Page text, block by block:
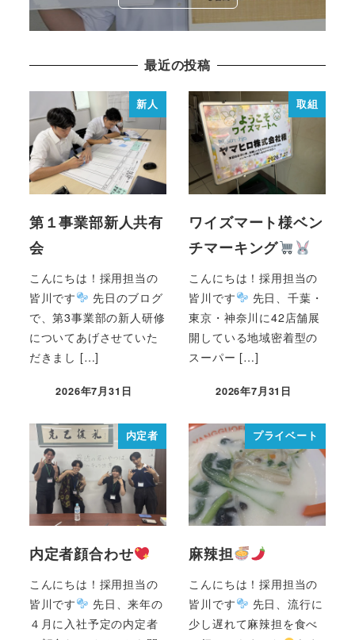
最近の投稿
新人
第１事業部新人共有
会
こんにちは！採用担当の
皆川です
先日のブログ
で、第3事業部の新人研修
についてあげさせていた
だきまし […]
2026年7月31日
取組
ワイズマート様ベン
チマーキング
こんにちは！採用担当の
皆川です
先日、千葉・
東京・神奈川に42店舗展
開している地域密着型の
スーパー […]
2026年7月31日
内定者
内定者顔合わせ
こんにちは！採用担当の
皆川です
先日、来年の
４月に入社予定の内定者
プライベート
麻辣担
こんにちは！採用担当の
皆川です
先日、流行に
少し遅れて麻辣担を食べ